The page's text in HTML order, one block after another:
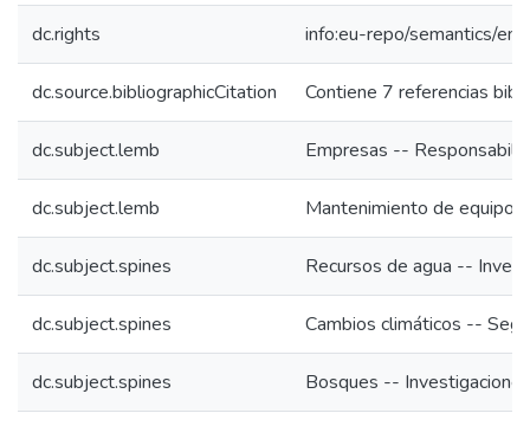
dc.rights info:eu-repo/semantics/
dc.source.bibliographicCitation Contiene 7 referencias
dc.subject.lemb Empresas --
dc.subject.lemb Mantenimiento de
dc.subject.spines Recursos de agua --
dc.subject.spines Cambios climáticos --
dc.subject.spines Bosques -- Investigaciones